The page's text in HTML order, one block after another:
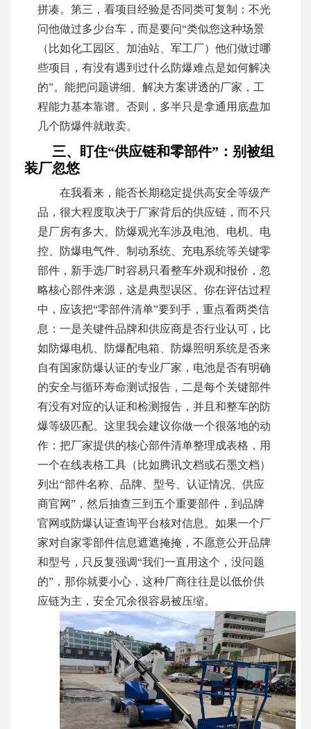
拼凑。第三，看项目经验是否同类可复制：不光
问他做过多少台车，而是要问“类似您这种场景
（比如化工园区、加油站、军工厂）他们做过哪
些项目，有没有遇到过什么防爆难点是如何解决
的”。能把问题讲细、解决方案讲透的厂家，工
程能力基本靠谱。否则，多半只是拿通用底盘加
几个防爆件就敢卖。
三、盯住“供应链和零部件”：别被组
装厂忽悠
在我看来，能否长期稳定提供高安全等级产
品，很大程度取决于厂家背后的供应链，而不只
是厂房有多大。防爆观光车涉及电池、电机、电
控、防爆电气件、制动系统、充电系统等关键零
部件，新手选厂时容易只看整车外观和报价，忽
略核心部件来源，这是典型误区。你在评估过程
中，应该把“零部件清单”要到手，重点看两类信
息：一是关键件品牌和供应商是否行业认可，比
如防爆电机、防爆配电箱、防爆照明系统是否来
自有国家防爆认证的专业厂家，电池是否有明确
的安全与循环寿命测试报告，二是每个关键部件
有没有对应的认证和检测报告，并且和整车的防
爆等级匹配。这里我会建议你做一个很落地的动
作：把厂家提供的核心部件清单整理成表格，用
一个在线表格工具（比如腾讯文档或石墨文档）
列出“部件名称、品牌、型号、认证情况、供应
商官网”，然后抽查三到五个重要部件，到品牌
官网或防爆认证查询平台核对信息。如果一个厂
家对自家零部件信息遮遮掩掩，不愿意公开品牌
和型号，只反复强调“我们一直用这个，没问题
的”，那你就要小心，这种厂商往往是以低价供
应链为主，安全冗余很容易被压缩。